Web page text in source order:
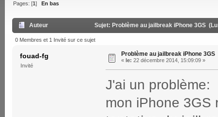
Pages: [1] En bas
Auteur Sujet: Problème au jailbreak iPhone 3GS
0 Membres et 1 Invité sur ce sujet
fouad-fg
Invité
Problème au jailbreak iPhone 3GS
« le: 22 décembre 2014, 15:09:09 »
J'ai un problème:
mon iPhone 3GS